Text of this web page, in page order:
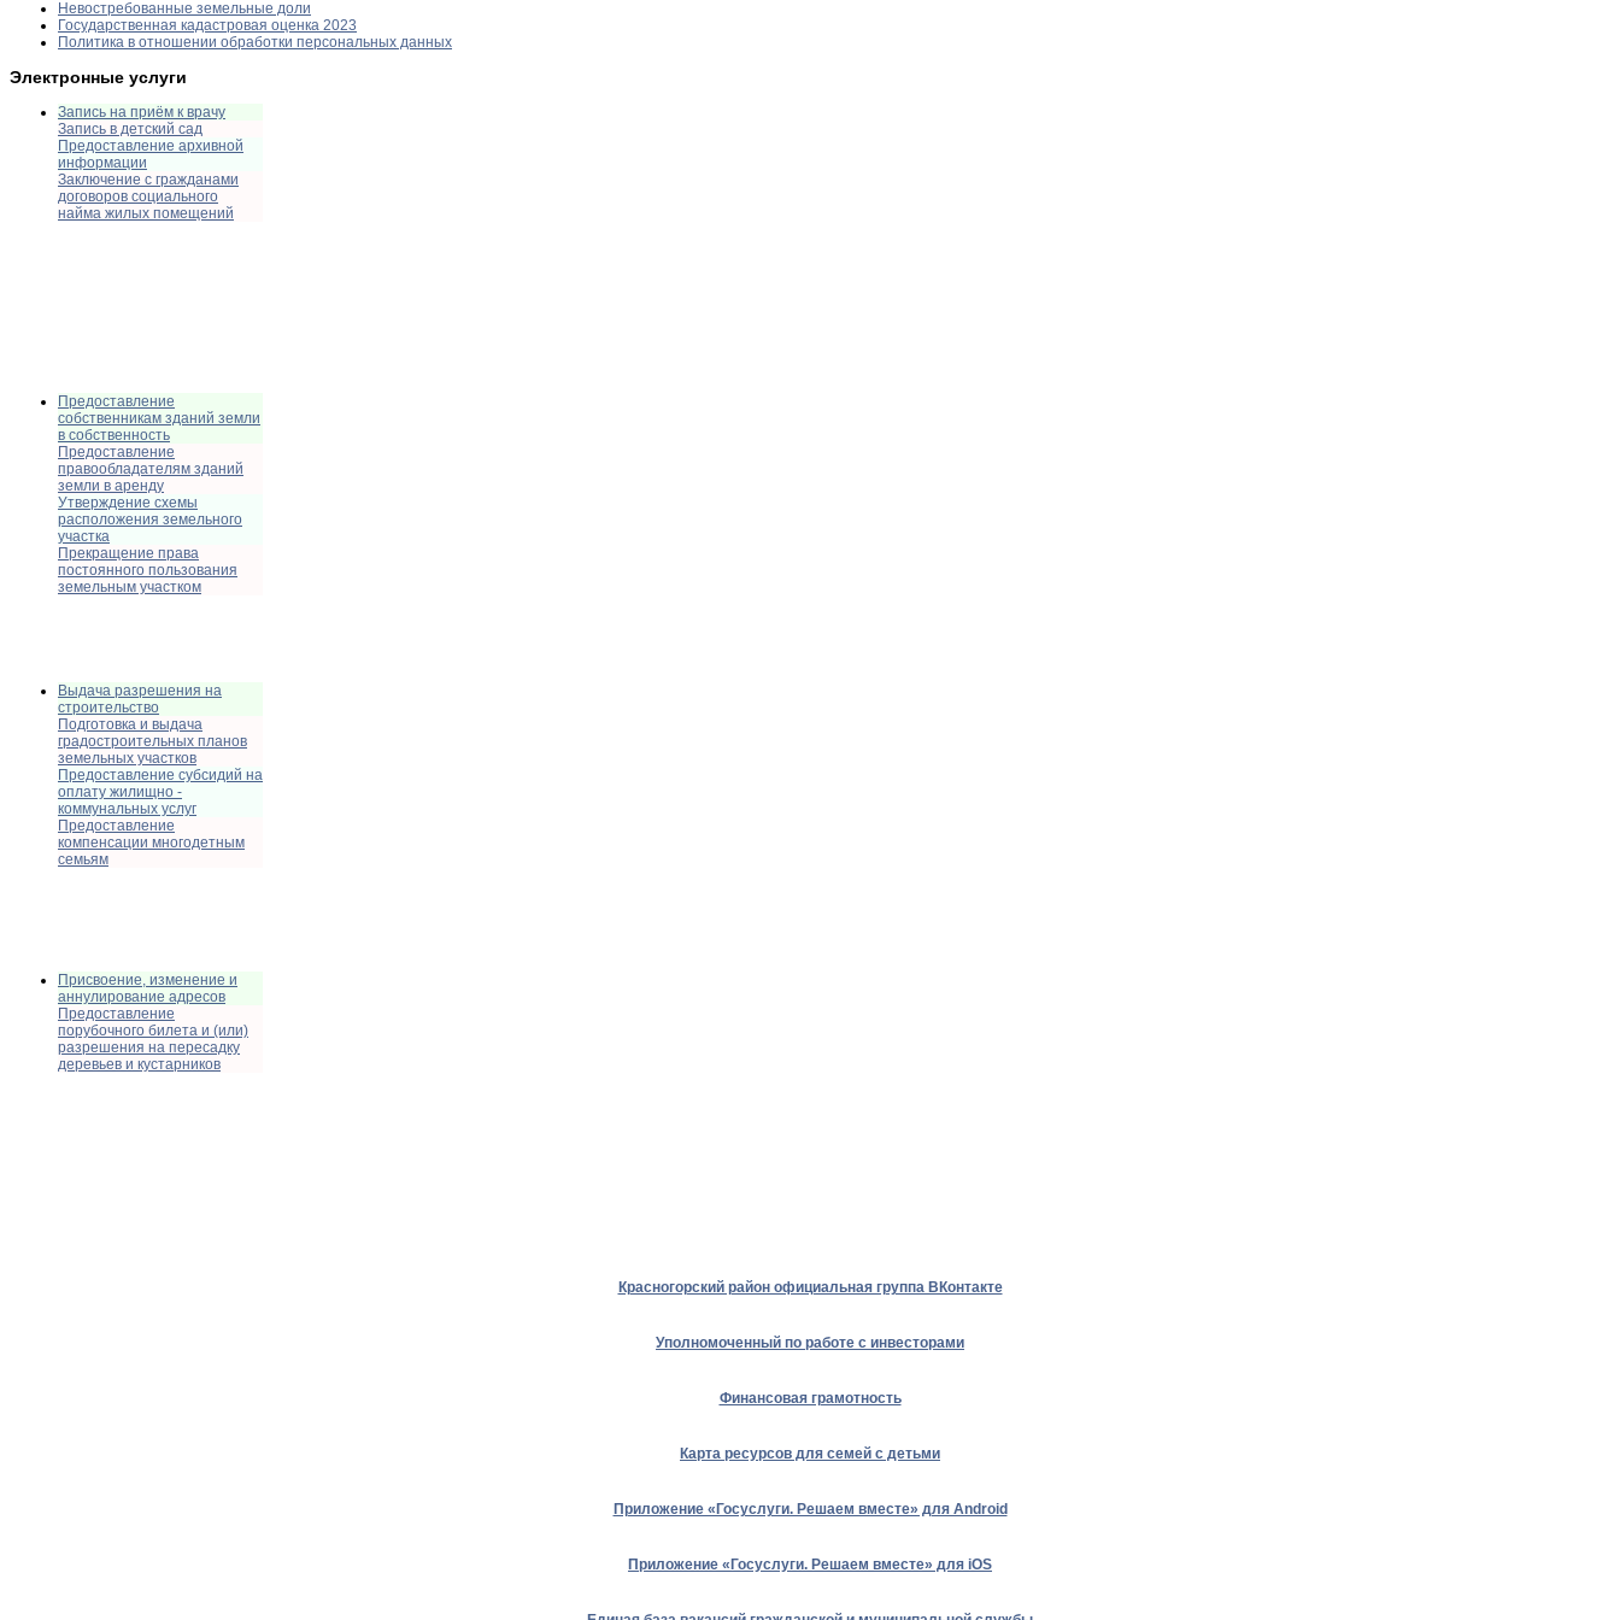
Невостребованные земельные доли
Государственная кадастровая оценка 2023
Политика в отношении обработки персональных данных
Электронные услуги
Запись на приём к врачу
Запись в детский сад
Предоставление архивной
информации
Заключение с гражданами
договоров социального
найма жилых помещений
Предоставление
собственникам зданий земли
в собственность
Предоставление
правообладателям зданий
земли в аренду
Утверждение схемы
расположения земельного
участка
Прекращение права
постоянного пользования
земельным участком
Выдача разрешения на
строительство
Подготовка и выдача
градостроительных планов
земельных участков
Предоставление субсидий на
оплату жилищно -
коммунальных услуг
Предоставление
компенсации многодетным
семьям
Присвоение, изменение и
аннулирование адресов
Предоставление
порубочного билета и (или)
разрешения на пересадку
деревьев и кустарников
Красногорский район официальная группа ВКонтакте
Уполномоченный по работе с инвесторами
Финансовая грамотность
Карта ресурсов для семей с детьми
Приложение «Госуслуги. Решаем вместе» для Android
Приложение «Госуслуги. Решаем вместе» для iOS